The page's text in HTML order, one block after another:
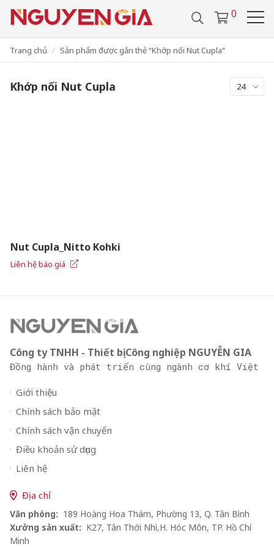
VIDEO TUYỂN DỤNG
LIÊN HỆ
0
Trang chủ Sản phẩm được gắn thẻ “Khớp nối Nut Cupla”
Khớp nối Nut Cupla 24
Nut Cupla_Nitto Kohki
Liên hệ báo giá
Công ty TNHH - Thiết bị Công nghiệp NGUYỄN GIA
Đồng hành và phát triển cùng ngành cơ khí Việt
Giới thiệu
Chính sách bảo mật
Chính sách vận chuyển
Điều khoản sử dụng
Liên hệ
Địa chỉ
Văn phòng: 189 Hoàng Hoa Thám, Phường 13, Q. Tân Bình
Xưởng sản xuất: K27, Tân Thới Nhì,H. Hóc Môn, TP. Hồ Chí
Minh